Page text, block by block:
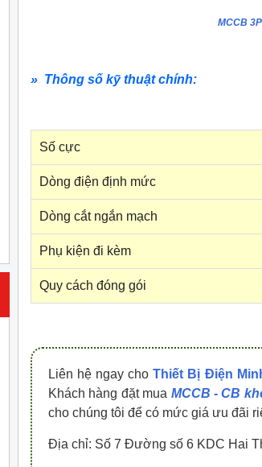
Tủ nhựa âm tường 24 module - Model
HDPZ50PR24IP30F
0909.067.950 Ms.Châu
Tủ
MCCB
» Thông số kỹ thuật chính:
Số cực
Dòng điện định mức
Dòng cắt ngắn mạch
Phụ kiện đi kèm
Quy cách đóng gói
Liên hệ ngay choThiết Bị Điện
Khách hàng đặt mua MCCB - CB
cho chúng tôi để có mức giá ưu đãi
Địa chỉ: Số 7 Đường số 6 KDC Hai